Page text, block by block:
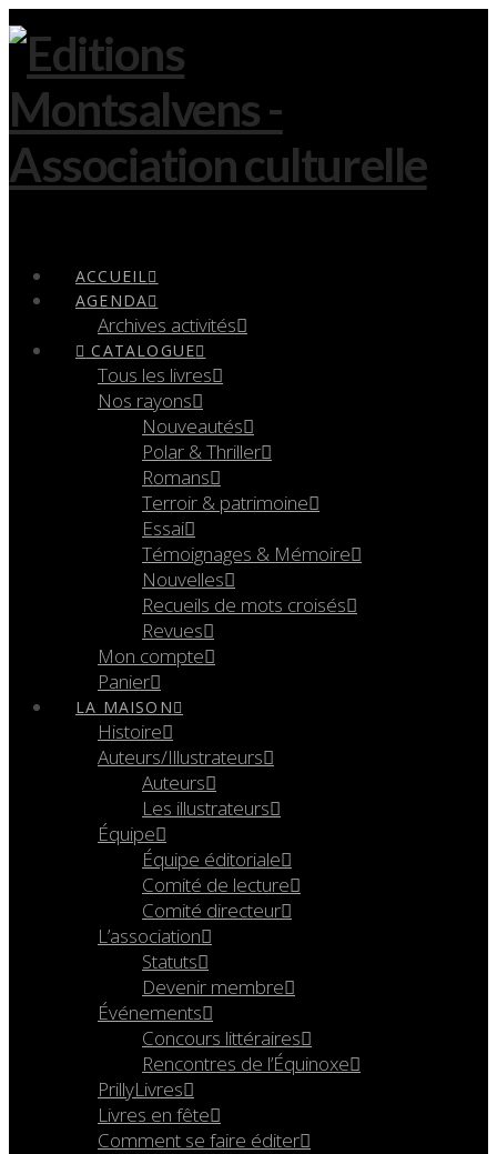
ACCUEIL
AGENDA
Archives activités
CATALOGUE
Tous les livres
Nos rayons
Nouveautés
Polar & Thriller
Romans
Terroir & patrimoine
Essai
Témoignages & Mémoire
Nouvelles
Recueils de mots croisés
Revues
Mon compte
Panier
LA MAISON
Histoire
Auteurs/Illustrateurs
Auteurs
Les illustrateurs
Équipe
Équipe éditoriale
Comité de lecture
Comité directeur
L’association
Statuts
Devenir membre
Événements
Concours littéraires
Rencontres de l’Équinoxe
PrillyLivres
Livres en fête
Comment se faire éditer